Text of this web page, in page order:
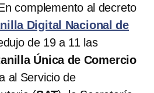
complemento al decreto
Digital Nacional de
de 19 a 11 las
Única de Comercio
al Servicio de